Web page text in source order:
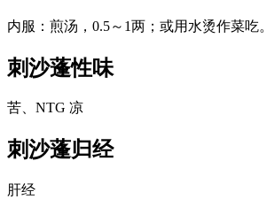
内服：煎汤，0.5～1两；或用水烫作菜吃。
刺沙蓬性味
苦、NTG 凉
刺沙蓬归经
肝经